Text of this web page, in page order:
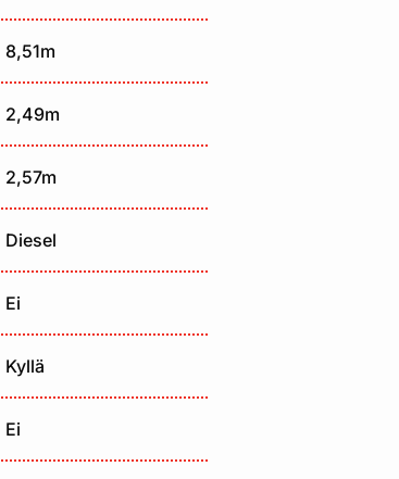
8,51m
2,49m
2,57m
Diesel
Ei
Kyllä
Ei